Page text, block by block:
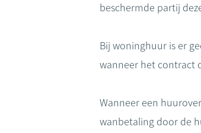
beschermde partij
Bij woninghuur is er
wanneer het contract
Wanneer een
wanbetaling door de